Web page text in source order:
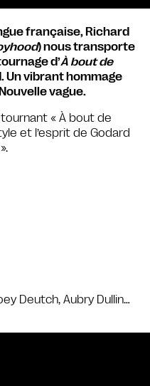
Deutch, Aubry Dullin…
française, Richard
) nous transporte
d’À bout de
Un vibrant hommage
vague.
« À bout de
et l’esprit de Godard